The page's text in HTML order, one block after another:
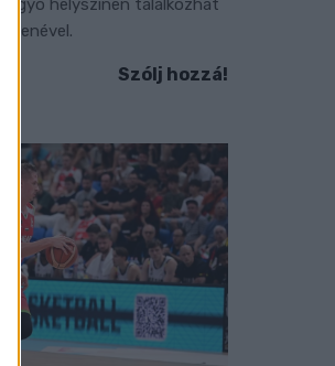
helyszínen találkozhat
zenével.
Szólj hozzá!